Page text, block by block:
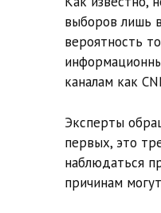
выборов лишь
вероятность
каналам как
Эксперты
первых, это
наблюдаться
причинам